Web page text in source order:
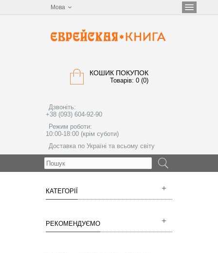
Мова
КОШИК ПОКУПОК
Товарів: 0 (0)
Дзвоніть:
+38 (093) 604-92-90
Режим роботи:
10:00-18:00 (крім суботи)
Доставка по Україні та всьому світу
КАТЕГОРІЇ
РЕКОМЕНДУЄМО